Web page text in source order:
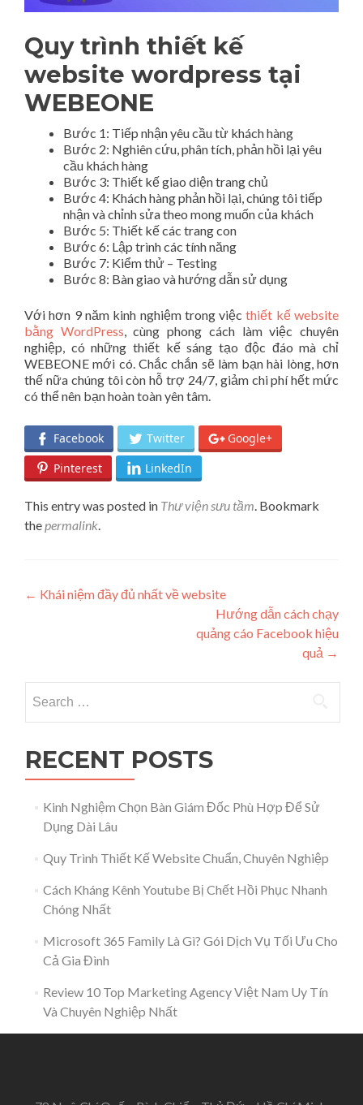
Quy trình thiết kế
website wordpress tại
WEBEONE
Bước 1: Tiếp nhận yêu cầu từ khách hàng
Bước 2: Nghiên cứu, phân tích, phản hồi lại yêu
cầu khách hàng
Bước 3: Thiết kế giao diện trang chủ
Bước 4: Khách hàng phản hồi lại, chúng tôi tiếp
nhận và chỉnh sửa theo mong muốn của khách
Bước 5: Thiết kế các trang con
Bước 6: Lập trình các tính năng
Bước 7: Kiểm thử – Testing
Bước 8: Bàn giao và hướng dẫn sử dụng
Với hơn 9 năm kinh nghiệm trong việcthiết kế website
bằng WordPress , cùng phong cách làm việc chuyên
nghiệp, có những thiết kế sáng tạo độc đáo mà chỉ
WEBEONE mới có. Chắc chắn sẽ làm bạn hài lòng, hơn
thế nữa chúng tôi còn hỗ trợ 24/7, giảm chi phí hết mức
có thể nên bạn hoàn toàn yên tâm.
Facebook Twitter
Google+
Pinterest
LinkedIn
This entry was posted in Thư viện sưu tầm. Bookmark
thepermalink.
Post navigation
← Khái niệm đầy đủ nhất về website
Hướng dẫn cách chạy
quảng cáo Facebook hiệu
quả →
RECENT POSTS
Kinh Nghiệm Chọn Bàn Giám Đốc Phù Hợp Để Sử
Dụng Dài Lâu
Quy Trình Thiết Kế Website Chuẩn, Chuyên Nghiệp
Cách Kháng Kênh Youtube Bị Chết Hồi Phục Nhanh
Chóng Nhất
Microsoft 365 Family Là Gì? Gói Dịch Vụ Tối Ưu Cho
Cả Gia Đình
Review 10 Top Marketing Agency Việt Nam Uy Tín
Và Chuyên Nghiệp Nhất